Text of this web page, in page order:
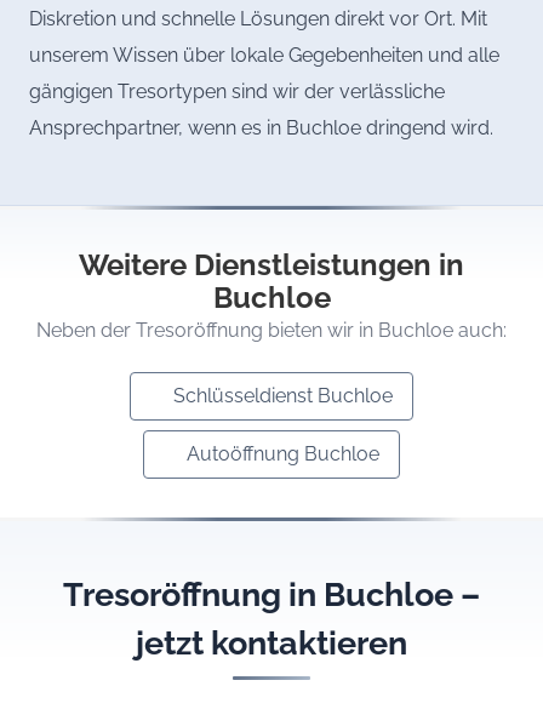
Diskretion und schnelle Lösungen direkt vor Ort. Mit
unserem Wissen über lokale Gegebenheiten und alle
gängigen Tresortypen sind wir der verlässliche
Ansprechpartner, wenn es in Buchloe dringend wird.
Weitere Dienstleistungen in
Buchloe
Neben der Tresoröffnung bieten wir in Buchloe auch:
Schlüsseldienst Buchloe
Autoöffnung Buchloe
Tresoröffnung in Buchloe –
jetzt kontaktieren